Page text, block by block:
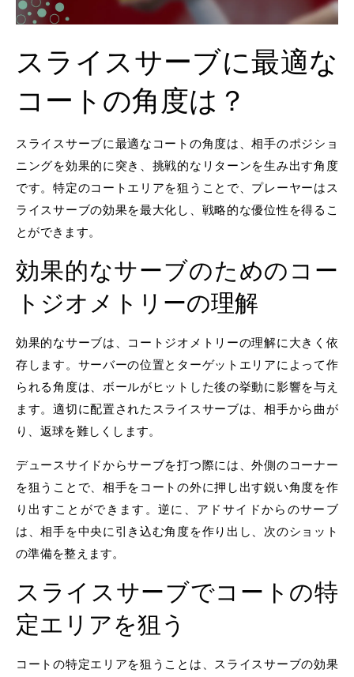
スライスサーブに最適な
コートの角度は？
スライスサーブに最適なコートの角度は、相手のポジショ
ニングを効果的に突き、挑戦的なリターンを生み出す角度
です。特定のコートエリアを狙うことで、プレーヤーはス
ライスサーブの効果を最大化し、戦略的な優位性を得るこ
とができます。
効果的なサーブのためのコー
トジオメトリーの理解
効果的なサーブは、コートジオメトリーの理解に大きく依
存します。サーバーの位置とターゲットエリアによって作
られる角度は、ボールがヒットした後の挙動に影響を与え
ます。適切に配置されたスライスサーブは、相手から曲が
り、返球を難しくします。
デュースサイドからサーブを打つ際には、外側のコーナー
を狙うことで、相手をコートの外に押し出す鋭い角度を作
り出すことができます。逆に、アドサイドからのサーブ
は、相手を中央に引き込む角度を作り出し、次のショット
の準備を整えます。
スライスサーブでコートの特
定エリアを狙う
コートの特定エリアを狙うことは、スライスサーブの効果